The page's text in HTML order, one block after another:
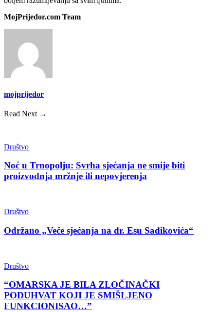
MojPrijedor.com Team
mojprijedor
Read Next →
Društvo
Noć u Trnopolju: Svrha sjećanja ne smije biti
proizvodnja mržnje ili nepovjerenja
Društvo
Održano „Veče sjećanja na dr. Esu Sadikovića“
Društvo
“OMARSKA JE BILA ZLOČINAČKI
PODUHVAT KOJI JE SMIŠLJENO
FUNKCIONISAO…”